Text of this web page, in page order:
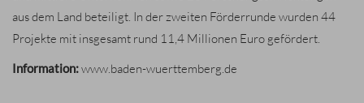
aus dem Land beteiligt. In der zweiten Förderrunde wurden 44
Projekte mit insgesamt rund 11,4 Millionen Euro gefördert.
Information:www.baden-wuerttemberg.de